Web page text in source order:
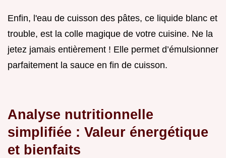
Enfin, l'eau de cuisson des pâtes, ce liquide blanc et
trouble, est la colle magique de votre cuisine. Ne la
jetez jamais entièrement ! Elle permet d’émulsionner
parfaitement la sauce en fin de cuisson.
Analyse nutritionnelle
simplifiée : Valeur énergétique
et bienfaits